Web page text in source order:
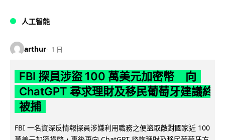
人工智能
arthur 1 日
FBI 探員涉盜 100 萬美元加密幣 向
ChatGPT 尋求理財及移民葡萄牙建議終
被捕
FBI 一名資深反情報探員涉嫌利用職務之便盜取敵對國家近 100